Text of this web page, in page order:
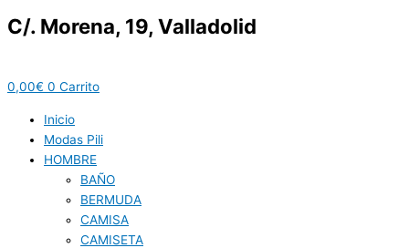
C/. Morena, 19, Valladolid
0,00€ 0 Carrito
Inicio
Modas Pili
HOMBRE
BAÑO
BERMUDA
CAMISA
CAMISETA